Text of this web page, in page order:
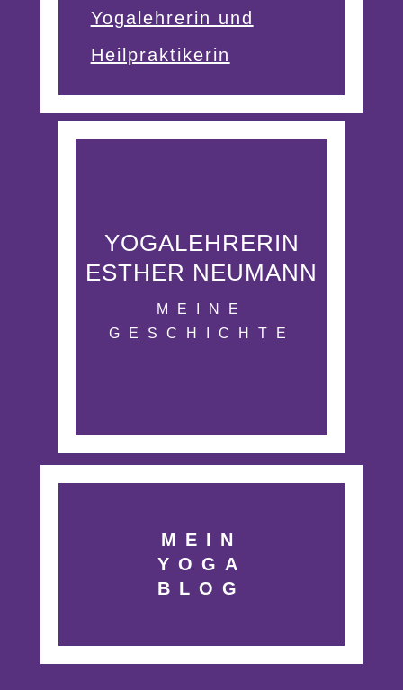
Yogalehrerin und
Heilpraktikerin
YOGALEHRERIN
ESTHER NEUMANN
MEINE
GESCHICHTE
MEIN
YOGA
BLOG